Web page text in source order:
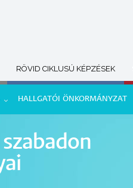
RÖVID CIKLUSÚ KÉPZÉSEK
HALLGATÓI ÖNKORMÁNYZAT